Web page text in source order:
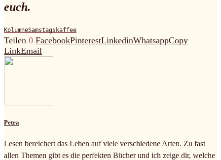
euch.
KolumneSamstagskaffee
Teilen 0 FacebookPinterestLinkedinWhatsappCopy
LinkEmail
Petra
Lesen bereichert das Leben auf viele verschiedene Arten. Zu fast
allen Themen gibt es die perfekten Bücher und ich zeige dir, welche